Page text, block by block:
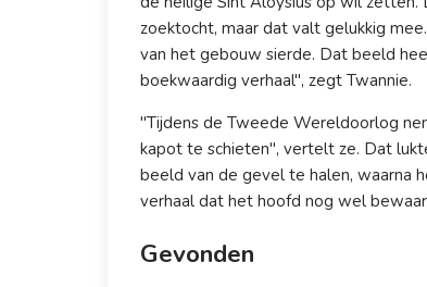
zoektocht, maar dat valt gelukkig
van het gebouw sierde. Dat beeld
boekwaardig verhaal", zegt Twannie.
"Tijdens de Tweede Wereldoorlog
kapot te schieten", vertelt ze. Dat
beeld van de gevel te halen, waarna
verhaal dat het hoofd nog wel
Gevonden